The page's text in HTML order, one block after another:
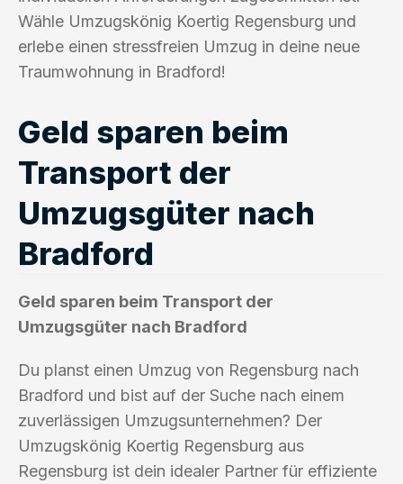
Wähle Umzugskönig Koertig Regensburg und
erlebe einen stressfreien Umzug in deine neue
Traumwohnung in Bradford!
Geld sparen beim
Transport der
Umzugsgüter nach
Bradford
Geld sparen beim Transport der
Umzugsgüter nach Bradford
Du planst einen Umzug von Regensburg nach
Bradford und bist auf der Suche nach einem
zuverlässigen Umzugsunternehmen? Der
Umzugskönig Koertig Regensburg aus
Regensburg ist dein idealer Partner für effiziente